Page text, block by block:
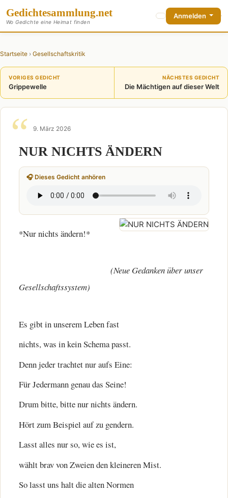
Gedichtesammlung.net
Wo Gedichte eine Heimat finden
Anmelden
Startseite › Gesellschaftskritik
VORIGES GEDICHT
Grippewelle
NÄCHSTES GEDICHT
Die Mächtigen auf dieser Welt
9. März 2026
NUR NICHTS ÄNDERN
🎧 Dieses Gedicht anhören
*Nur nichts ändern!*
(Neue Gedanken über unser
Gesellschaftssystem)
Es gibt in unserem Leben fast
nichts, was in kein Schema passt.
Denn jeder trachtet nur aufs Eine:
Für Jedermann genau das Seine!
Drum bitte, bitte nur nichts ändern.
Hört zum Beispiel auf zu gendern.
Lasst alles nur so, wie es ist,
wählt brav von Zweien den kleineren Mist.
So lasst uns halt die alten Normen